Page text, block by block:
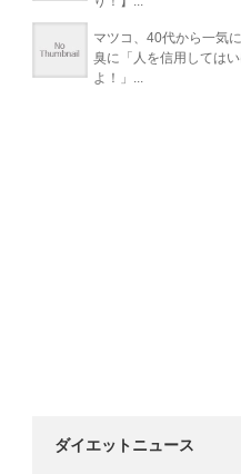
マツコ、40代から一気
臭に「人を信用しては
よ！」...
ダイエットニュース